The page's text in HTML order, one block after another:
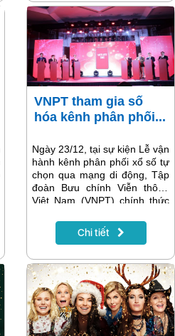
khách hàng nên dùng.
VNPT tham gia số
hóa kênh phân phối...
Ngày 23/12, tại sự kiện Lễ vận
hành kênh phân phối xổ số tự
chọn qua mạng di động, Tập
đoàn Bưu chính Viễn thông
Việt Nam (VNPT) chính thức
tự chọn Vietlott qua điện thoại.
Theo đó, từ nay các khách
di động VinaPhone có thể
thực hiện mua vé Vietlott một
cách thuận tiện ngay trên thiết
bị di động qua ứng dụng
VNPT Pay.
Chi tiết